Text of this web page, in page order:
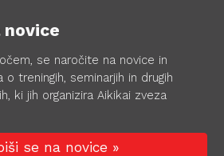
novice
se naročite na novice in
treningih, seminarjih in drugih
ki jih organizira Aikikai zveza
se na novice »